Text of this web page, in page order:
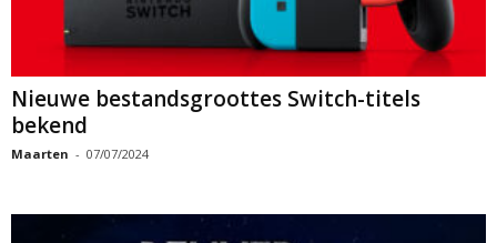
Nieuwe bestandsgroottes Switch-titels
bekend
Maarten - 07/07/2024